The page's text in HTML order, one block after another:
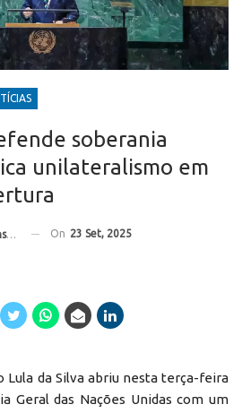
soberania
unilateralismo em
On 23 Set, 2025
Lula da Silva abriu nesta terça-feira
Geral das Nações Unidas com um